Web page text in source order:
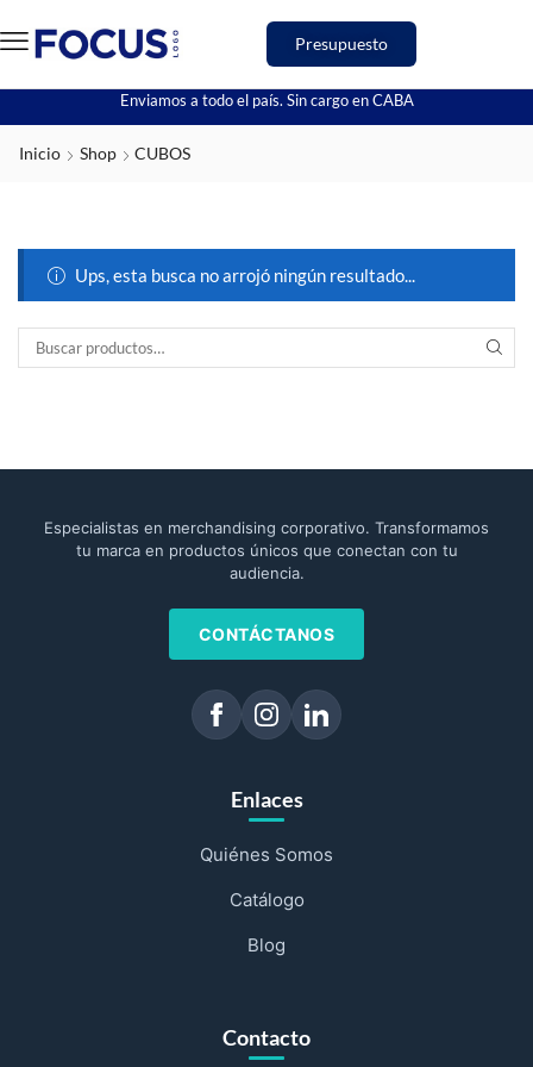
Presupuesto
Enviamos a todo el país. Sin cargo en CABA
Inicio Shop CUBOS
Ups, esta busca no arrojó ningún resultado...
Especialistas en merchandising corporativo. Transformamos
tu marca en productos únicos que conectan con tu
audiencia.
CONTÁCTANOS
Enlaces
Quiénes Somos
Catálogo
Blog
Contacto